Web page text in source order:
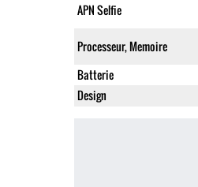
APN Selfie
Processeur, Memoire
Batterie
Design